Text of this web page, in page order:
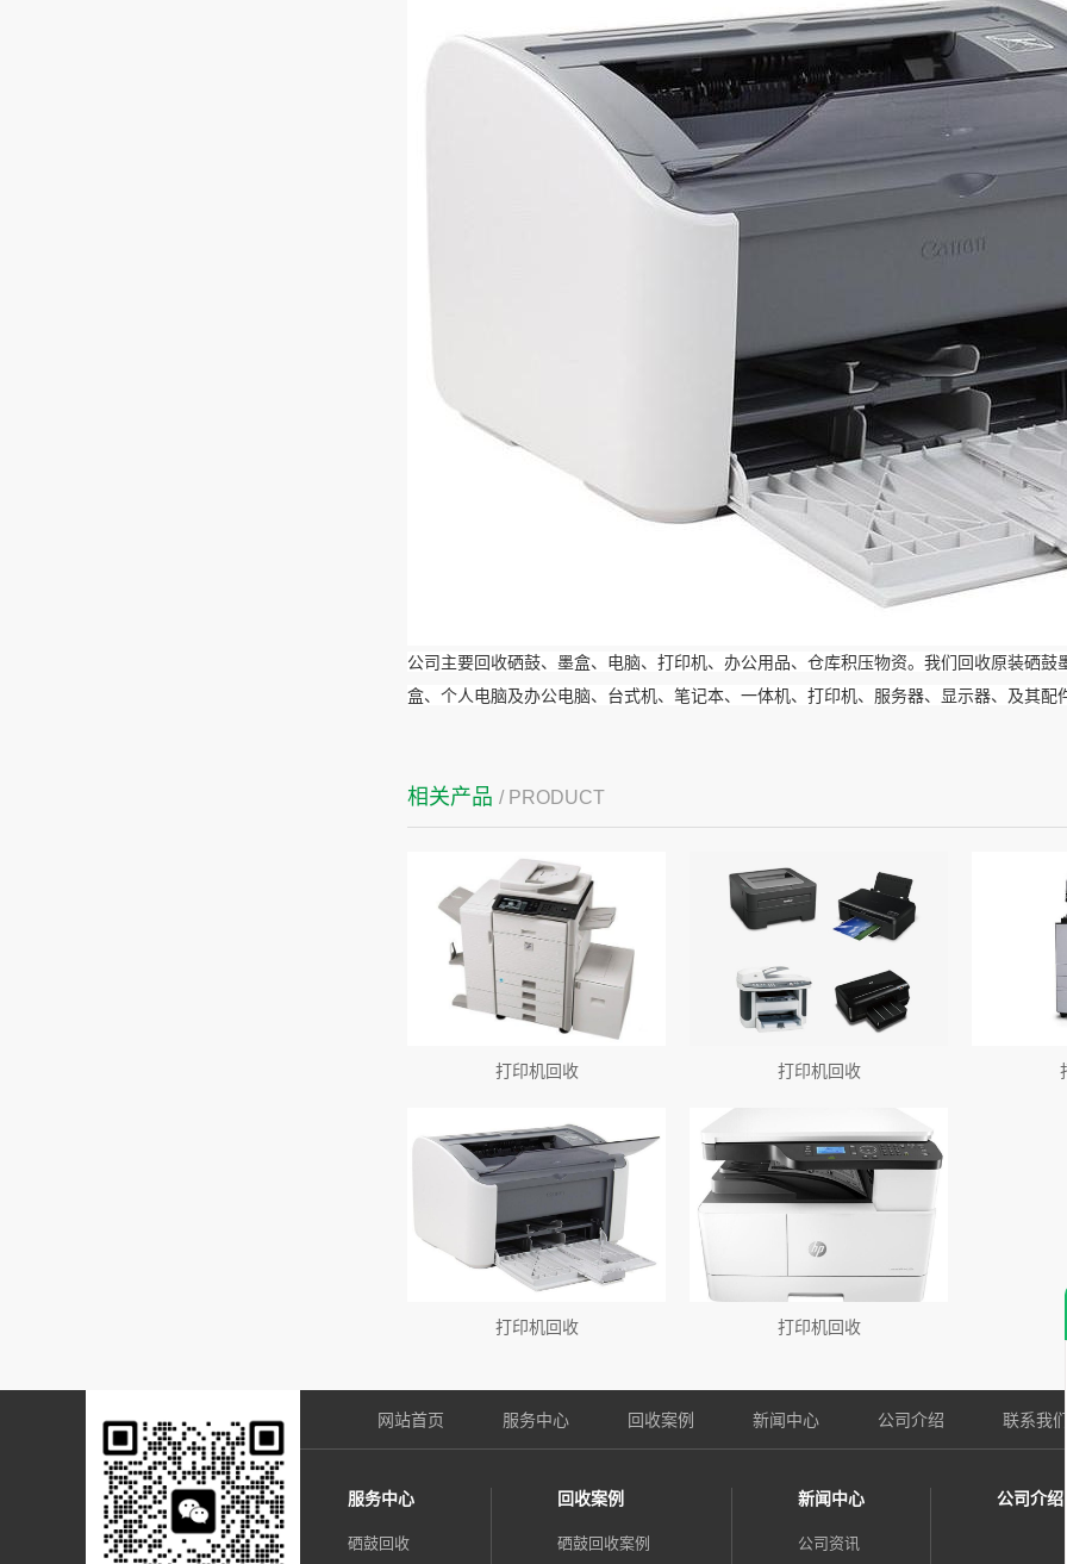
公司主要回收硒鼓、墨盒、电脑、打印机、办公用品、仓库积压物资。我们回收原装硒
盒、个人电脑及办公电脑、台式机、笔记本、一体机、打印机、服务器、显示器、及其配
相关产品 / PRODUCT
打印机回收 打印机回收
打印机回收 打印机回收
网站首页 服务中心 回收案例 新闻中心 公司介绍 联系我
服务中心
硒鼓回收
回收案例
硒鼓回收案例
新闻中心
公司资讯
公司介绍